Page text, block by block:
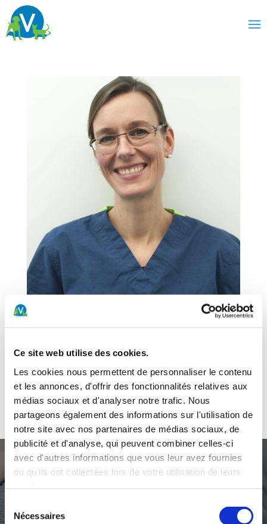
Ce site web utilise des cookies.
Les cookies nous permettent de personnaliser le contenu
et les annonces, d'offrir des fonctionnalités relatives aux
médias sociaux et d'analyser notre trafic. Nous
partageons également des informations sur l'utilisation de
notre site avec nos partenaires de médias sociaux, de
publicité et d'analyse, qui peuvent combiner celles-ci
avec d'autres informations que vous leur avez fournies
ou qu'ils ont collectées lors de votre utilisation de leurs
du Nécessaires
Stephanie
Rôle : Vétérinaire indépendant
Services : Ophtalmologie
Spécialiste européen en Ophtalmologie
Un service d’urgences ouvert 24h/24 et 7j/7